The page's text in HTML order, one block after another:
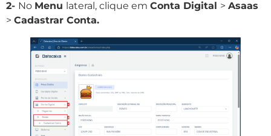
2- No Menu lateral, clique em Conta Digital > Asaas
> Cadastrar Conta.